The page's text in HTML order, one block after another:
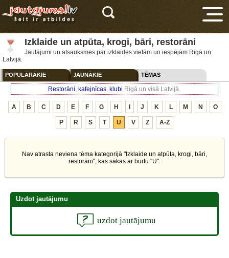
Izklaide un atpūta, krogi, bāri, restorāni
Jautājumi un atsauksmes par izklaides vietām un iespējām Rīgā un
Latvijā.
POPULĀRĀKIE JAUNĀKIE TĒMAS
Restorāni, kafejnīcas, klubi Rīgā un visā Latvijā.
A B C D E F G H J K L M N O
P R S T U V Z A-Z
Nav atrasta neviena tēma kategorijā "Izklaide un atpūta, krogi, bāri,
restorāni", kas sākas ar burtu "U".
Uzdot jautājumu
uzdot jautājumu